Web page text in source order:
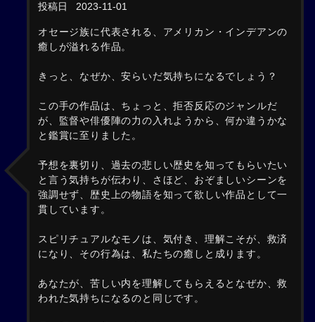
投稿日
2023-11-01
オセージ族に代表される、アメリカン・インデアンの
癒しが溢れる作品。
きっと、なぜか、安らいだ気持ちになるでしょう？
この手の作品は、ちょっと、拒否反応のジャンルだ
が、監督や俳優陣の力の入れようから、何か違うかな
と鑑賞に至りました。
予想を裏切り、過去の悲しい歴史を知ってもらいたい
と言う気持ちが伝わり、さほど、おぞましいシーンを
強調せず、歴史上の物語を知って欲しい作品として一
貫しています。
スピリチュアルなモノは、気付き、理解こそが、救済
になり、その行為は、私たちの癒しと成ります。
あなたが、苦しい内を理解してもらえるとなぜか、救
われた気持ちになるのと同じです。